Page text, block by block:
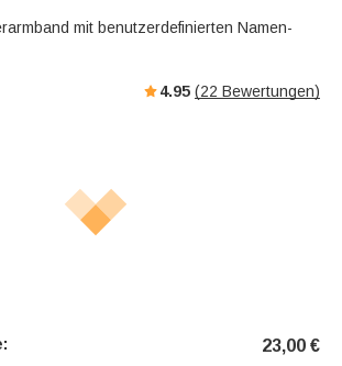
mit benutzerdefinierten Namen-
4.95 (22 Bewertungen)
23,00 €